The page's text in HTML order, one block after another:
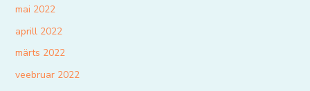
mai 2022
aprill 2022
märts 2022
veebruar 2022